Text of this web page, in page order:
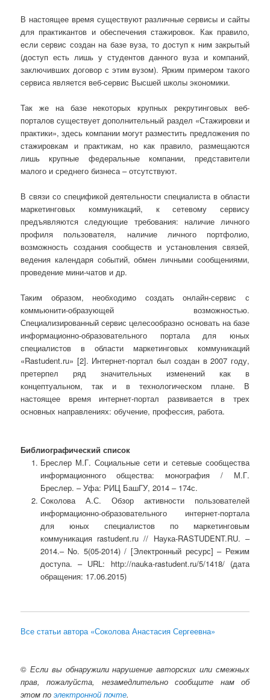
В настоящее время существуют различные сервисы и сайты
для практикантов и обеспечения стажировок. Как правило,
если сервис создан на базе вуза, то доступ к ним закрытый
(доступ есть лишь у студентов данного вуза и компаний,
заключивших договор с этим вузом). Ярким примером такого
сервиса является веб-сервис Высшей школы экономики.
Так же на базе некоторых крупных рекрутинговых веб-
порталов существует дополнительный раздел «Стажировки и
практики», здесь компании могут разместить предложения по
стажировкам и практикам, но как правило, размещаются
лишь крупные федеральные компании, представители
малого и среднего бизнеса – отсутствуют.
В связи со спецификой деятельности специалиста в области
маркетинговых коммуникаций, к сетевому сервису
предъявляются следующие требования: наличие личного
профиля пользователя, наличие личного портфолио,
возможность создания сообществ и установления связей,
ведения календаря событий, обмен личными сообщениями,
проведение мини-чатов и др.
Таким образом, необходимо создать онлайн-сервис с
коммьюнити-образующей возможностью.
Специализированный сервис целесообразно основать на базе
информационно-образовательного портала для юных
специалистов в области маркетинговых коммуникаций
«Rastudent.ru» [2]. Интернет-портал был создан в 2007 году,
претерпел ряд значительных изменений как в
концептуальном, так и в технологическом плане. В
настоящее время интернет-портал развивается в трех
основных направлениях: обучение, профессия, работа.
Библиографический список
Бреслер М.Г. Социальные сети и сетевые сообщества
информационного общества: монография / М.Г.
Бреслер. – Уфа: РИЦ БашГУ, 2014 – 174с.
Соколова А.С. Обзор активности пользователей
информационно-образовательного интернет-портала
для юных специалистов по маркетинговым
коммуникация rastudent.ru // Наука-RASTUDENT.RU. –
2014.– No. 5(05-2014) / [Электронный ресурс] – Режим
доступа. – URL: http://nauka-rastudent.ru/5/1418/ (дата
обращения: 17.06.2015)
Все статьи автора «Соколова Анастасия Сергеевна»
© Если вы обнаружили нарушение авторских или смежных
прав, пожалуйста, незамедлительно сообщите нам об
этом поэлектронной почте.